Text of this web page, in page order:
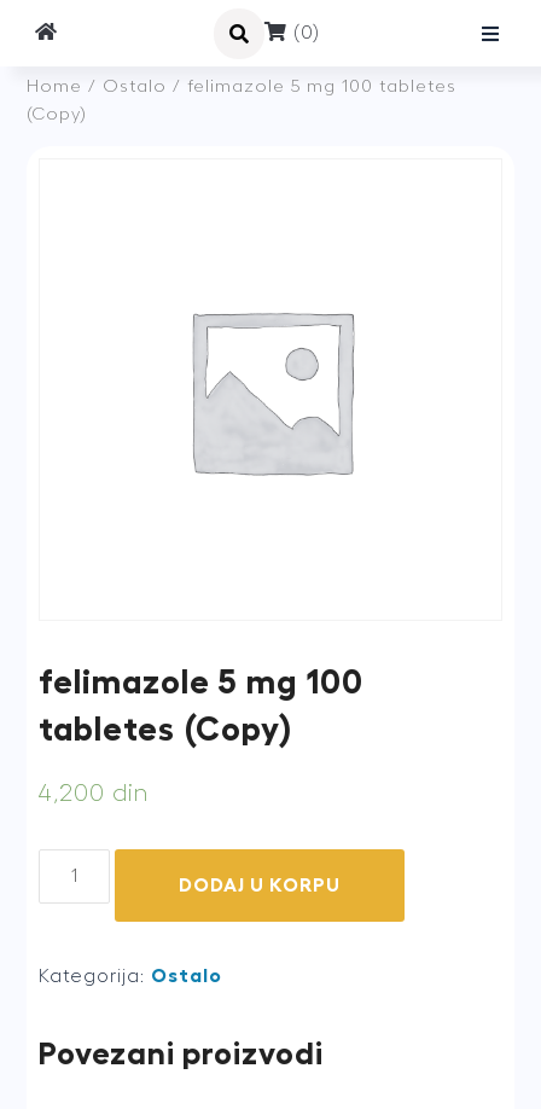
(0)
Home / Ostalo / felimazole 5 mg 100 tabletes
(Copy)
felimazole 5 mg 100
tabletes (Copy)
4,200 din
quantity
DODAJ U KORPU
Kategorija: Ostalo
Povezani proizvodi